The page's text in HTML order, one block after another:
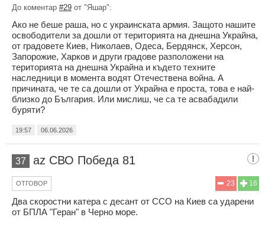
До коментар #29 от "Яшар":
Ако не беше раша, но с украинската армия. Защото нашите
освободители за дошли от територията на днешна Украйна,
от градовете Киев, Николаев, Одеса, Бердянск, Херсон,
Запорожие, Харков и други градове разположени на
територията на днешна Украйна и където техните
наследници в момента водят Отечествена война. А
причината, че те са дошли от Украйна е проста, това е най-
близко до България. Или мислиш, че са те асвабадили
буряти?
19:57 06.06.2026
37 az СВО Победа 81
16
23
ОТГОВОР
Два скоростни катера с десант от ССО на Киев са ударени
от БПЛА "Геран" в Черно море.